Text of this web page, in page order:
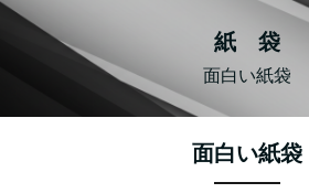
紙 袋
面白い紙袋
面白い紙袋